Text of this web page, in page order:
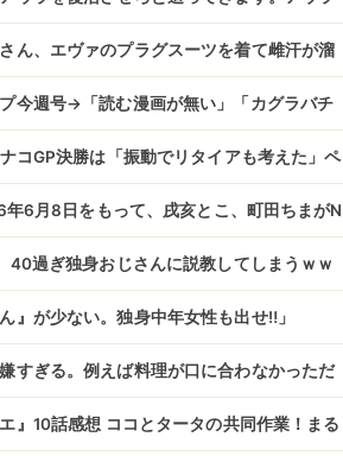
…。私はどうすれば…」
ん、エヴァのプラグスーツを着て雌汗が溜
プ今週号→「読む漫画が無い」「カグラバチ
ヂ民嘆くｗｗｗ
コGP決勝は「振動でリタイアも考えた」ペ
もある」
年6月8日をもって、戌亥とこ、町田ちまがN
動を終了
40過ぎ独身おじさんに説教してしまうｗｗ
』が少ない。独身中年女性も出せ‼」
すぎる。例えば料理が口に合わなかっただ
です」ってわざわざ言わんでしょ？
』10話感想 ココとタータの共同作業！まる